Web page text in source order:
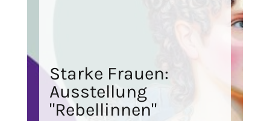
Starke Frauen:
Ausstellung
"Rebellinnen"